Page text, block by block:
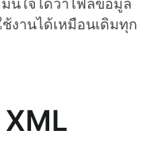
นใจได้ว่าไฟล์ข้อมูล
งานได้เหมือนเดิมทุก